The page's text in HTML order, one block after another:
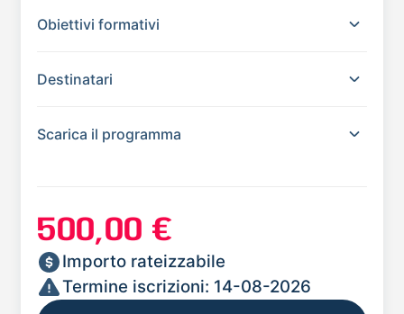
Obiettivi formativi
Destinatari
Scarica il programma
500,00 €
Importo rateizzabile
Termine iscrizioni: 14-08-2026